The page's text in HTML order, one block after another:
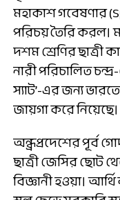
মহাকাশ গবেষণার
পরিচয় তৈরি করল।
দশম শ্রেণির ছাত্রী
নারী পরিচালিত
স্যাট’-এর জন্য
জায়গা করে নিয়েছে।
অন্ধ্রপ্রদেশের পূর্ব
ছাত্রী জেসির ছোট
বিজ্ঞানী হওয়া।